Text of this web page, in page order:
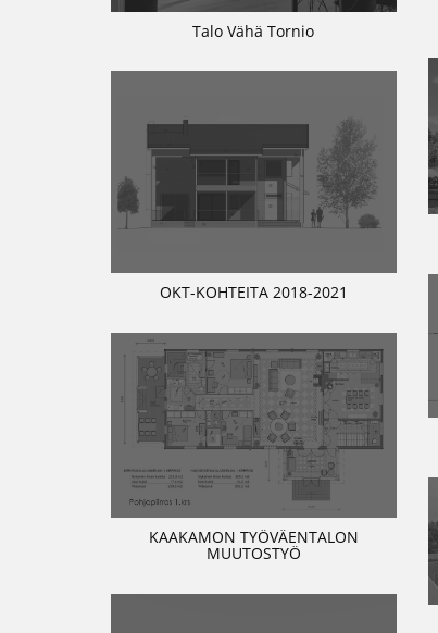
Talo Vähä Tornio
OKT-KOHTEITA 2018-2021
KAAKAMON TYÖVÄENTALON
MUUTOSTYÖ